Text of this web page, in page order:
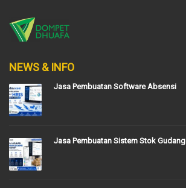
NEWS & INFO
Jasa Pembuatan Software Absensi
Jasa Pembuatan Sistem Stok Gudang